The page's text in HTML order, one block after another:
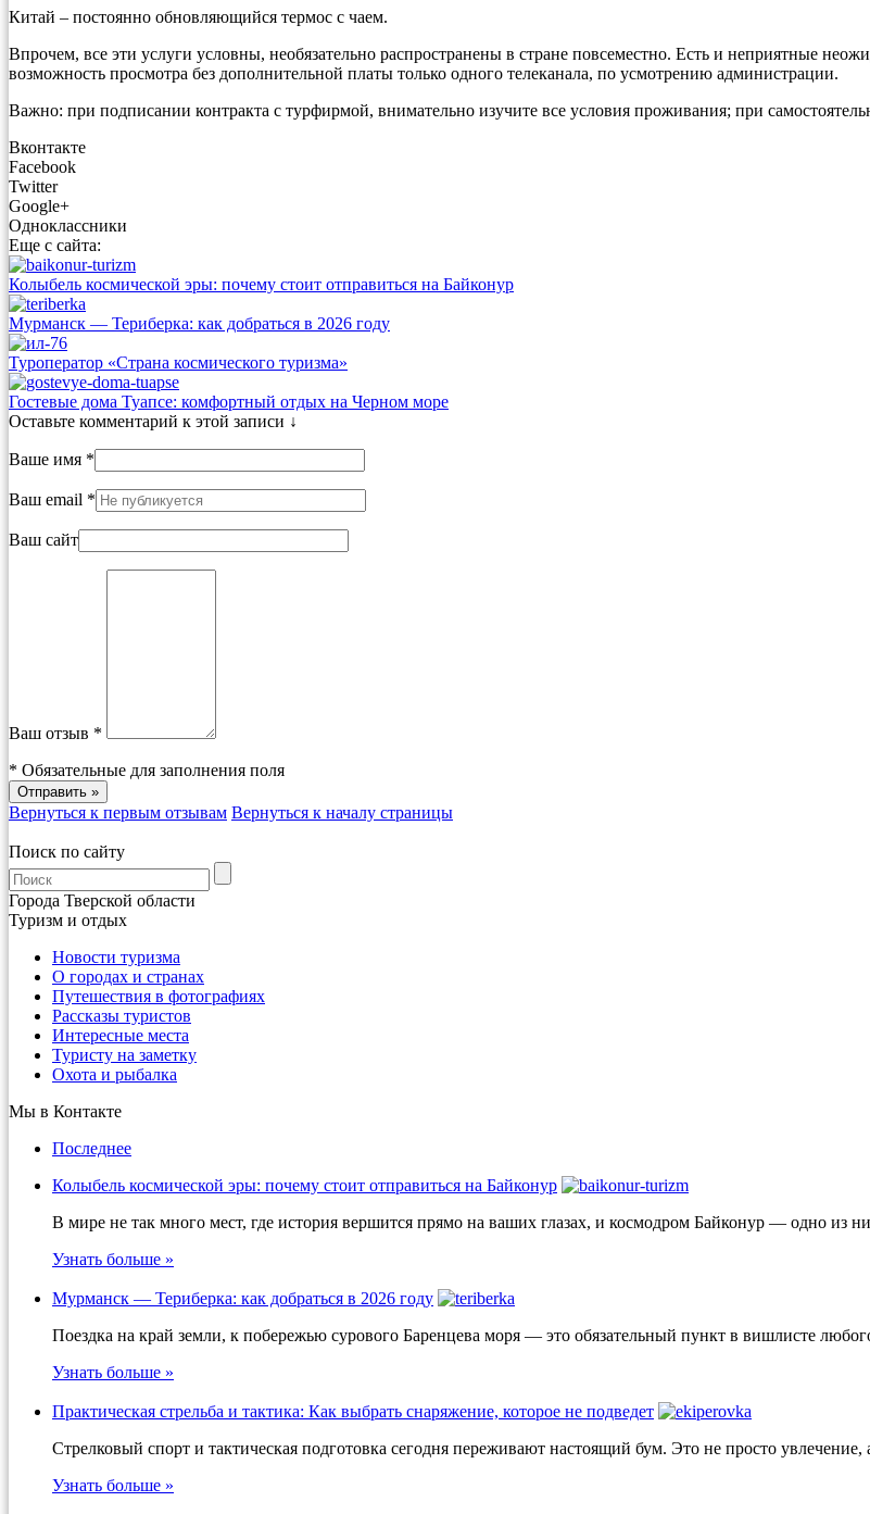
Китай – постоянно обновляющийся термос с чаем.
Впрочем, все эти услуги условны, необязательно распространены в стране повсеместно. Есть и неприятные
возможность просмотра без дополнительной платы только одного телеканала, по усмотрению администрации.
Важно: при подписании контракта с турфирмой, внимательно изучите все условия проживания; при
Вконтакте
Facebook
Twitter
Google+
Одноклассники
Еще с сайта:
Колыбель космической эры: почему стоит отправиться на Байконур
Мурманск — Териберка: как добраться в 2026 году
Туроператор «Страна космического туризма»
Гостевые дома Туапсе: комфортный отдых на Черном море
Оставьте комментарий к этой записи ↓
Ваше имя *
Ваш email *
Ваш сайт
Ваш отзыв *
* Обязательные для заполнения поля
Вернуться к первым отзывам Вернуться к началу страницы
Поиск по сайту
Города Тверской области
Туризм и отдых
Новости туризма
О городах и странах
Путешествия в фотографиях
Рассказы туристов
Интересные места
Туристу на заметку
Охота и рыбалка
Мы в Контакте
Последнее
Колыбель космической эры: почему стоит отправиться на Байконур
В мире не так много мест, где история вершится прямо на ваших глазах, и космодром Байконур — одно
Узнать больше »
Мурманск — Териберка: как добраться в 2026 году
Поездка на край земли, к побережью сурового Баренцева моря — это обязательный пункт в вишлисте
Узнать больше »
Практическая стрельба и тактика: Как выбрать снаряжение, которое не подведет
Стрелковый спорт и тактическая подготовка сегодня переживают настоящий бум. Это не просто
Узнать больше »